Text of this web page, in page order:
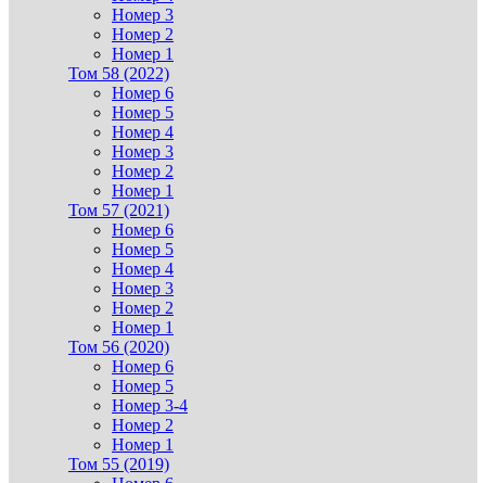
Номер 3
Номер 2
Номер 1
Том 58 (2022)
Номер 6
Номер 5
Номер 4
Номер 3
Номер 2
Номер 1
Том 57 (2021)
Номер 6
Номер 5
Номер 4
Номер 3
Номер 2
Номер 1
Том 56 (2020)
Номер 6
Номер 5
Номер 3-4
Номер 2
Номер 1
Том 55 (2019)